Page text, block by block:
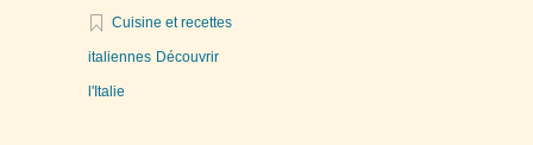
Cuisine et recettes
italiennes Découvrir
l'Italie